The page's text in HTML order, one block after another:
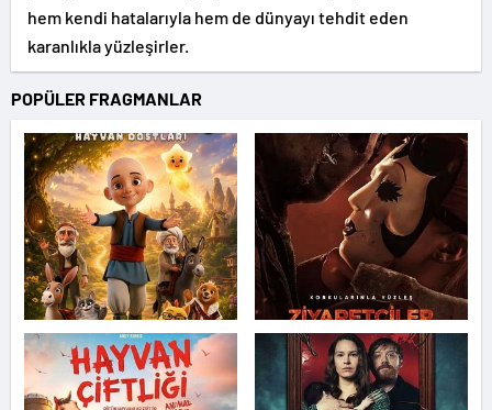
hem kendi hatalarıyla hem de dünyayı tehdit eden
karanlıkla yüzleşirler.
POPÜLER FRAGMANLAR